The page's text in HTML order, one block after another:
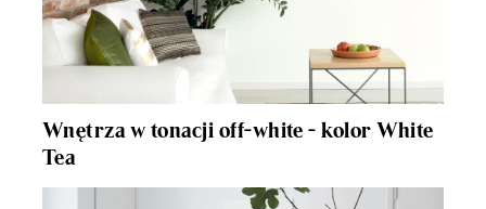
Wnętrza w tonacji off-white - kolor White
Tea